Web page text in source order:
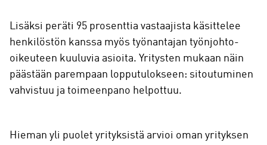
Lisäksi peräti 95 prosenttia vastaajista käsittelee
henkilöstön kanssa myös työnantajan työnjohto-
oikeuteen kuuluvia asioita. Yritysten mukaan näin
päästään parempaan lopputulokseen: sitoutuminen
vahvistuu ja toimeenpano helpottuu.
Hieman yli puolet yrityksistä arvioi oman yrityksen